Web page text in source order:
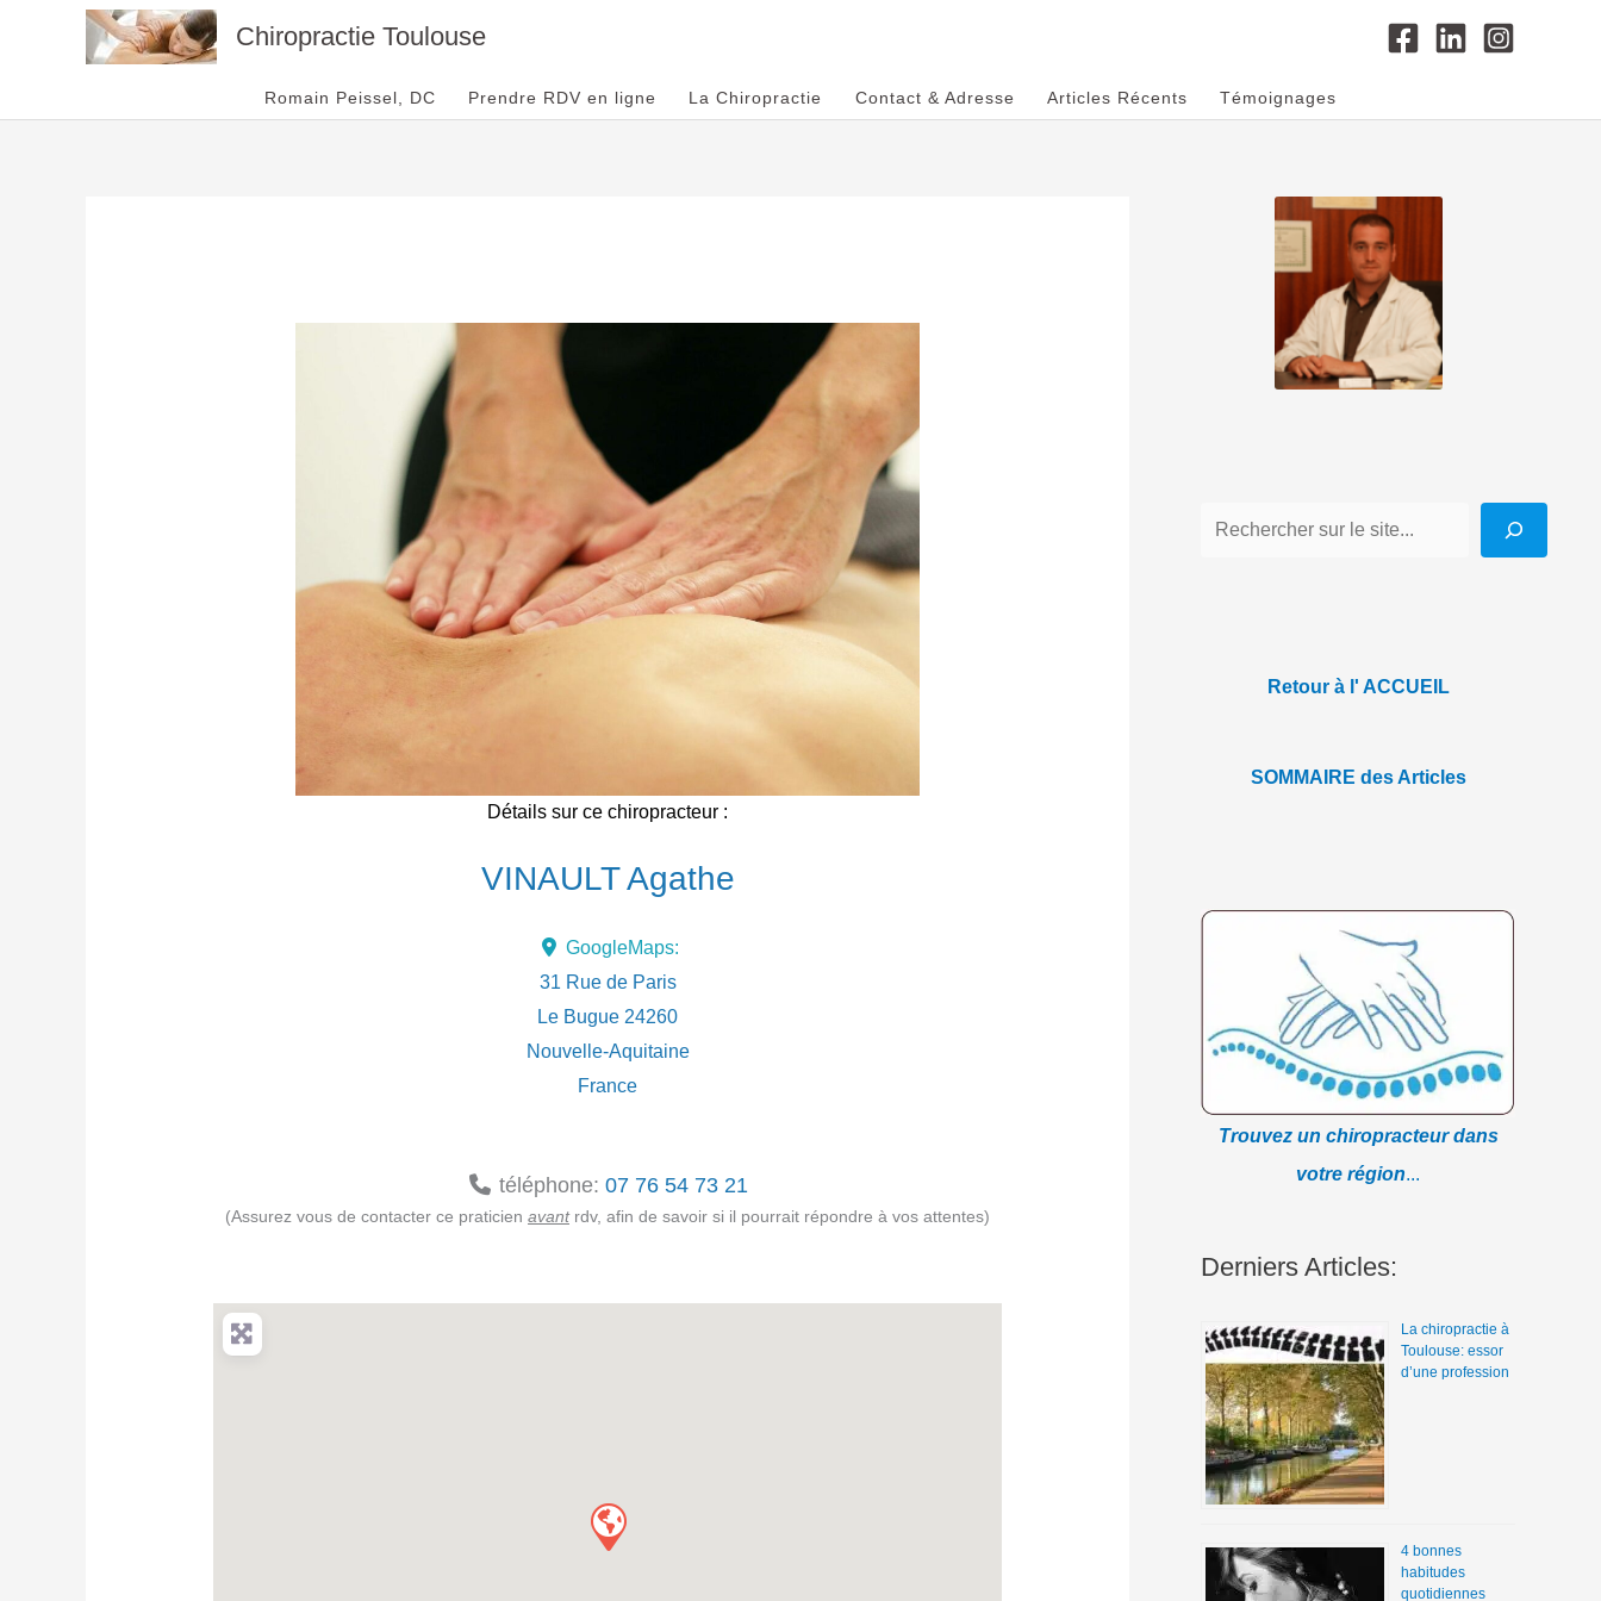
Chiropractie Toulouse
Romain Peissel, DC Prendre RDV en ligne La Chiropractie Contact & Adresse Articles Récents Témoignages
Détails sur ce chiropracteur :
VINAULT Agathe
GoogleMaps:
31 Rue de Paris
Le Bugue 24260
Nouvelle-Aquitaine
France
téléphone:07 76 54 73 21
(Assurez vous de contacter ce praticien avant rdv, afin de savoir si il pourrait répondre à vos attentes)
Retour à l' ACCUEIL
SOMMAIRE des Articles
Trouvez un chiropracteur dans
votre région...
Derniers Articles:
La chiropractie à
Toulouse: essor
d’une profession
4 bonnes
habitudes
quotidiennes